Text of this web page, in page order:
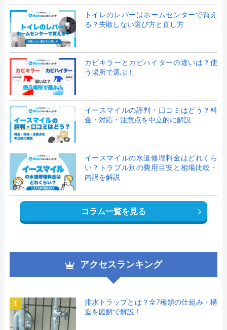
トイレのレバーはホームセンターで買え
る？失敗しない選び方と直し方
カビキラーとカビハイターの違いは？使
う場所で選ぶ！
イースマイルの評判・口コミはどう？料
金・対応・注意点を中立的に解説
イースマイルの水道修理料金はどれくら
い？トラブル別の費用目安と相場比較・
内訳を解説
コラム一覧を見る
アクセスランキング
1
排水トラップとは？全7種類の仕組み・構
造を図解で解説！